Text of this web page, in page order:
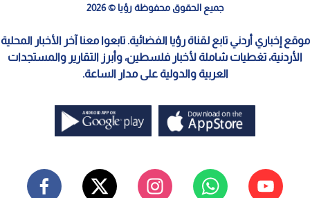
جميع الحقوق محفوظة رؤيا © 2026
موقع إخباري أردني تابع لقناة رؤيا الفضائية. تابعوا معنا آخر الأخبار المحلية
الأردنية، تغطيات شاملة لأخبار فلسطين، وأبرز التقارير والمستجدات
العربية والدولية على مدار الساعة.